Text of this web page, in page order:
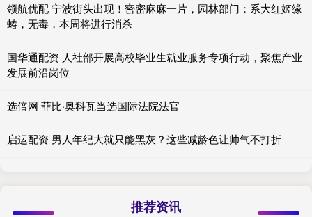
领航优配 宁波街头出现！密密麻麻一片，园林部门：系大红姬缘
蝽，无毒，本周将进行消杀
国华通配资 人社部开展高校毕业生就业服务专项行动，聚焦产业
发展前沿岗位
选倍网 菲比·奥科瓦当选国际法院法官
启运配资 男人年纪大就只能黑灰？这些减龄色让帅气不打折
推荐资讯